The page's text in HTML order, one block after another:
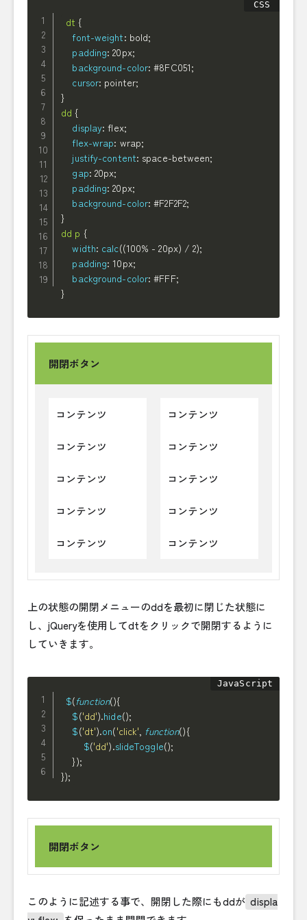
dt {
font-weight: bold;
padding: 20px;
background-color: #8FC051;
cursor: pointer;
}
dd {
display: flex;
flex-wrap: wrap;
justify-content: space-between;
gap: 20px;
padding: 20px;
background-color: #F2F2F2;
}
dd p {
width: calc((100% - 20px) / 2);
padding: 10px;
background-color: #FFF;
}
開閉ボタン
コンテンツ コンテンツ
コンテンツ コンテンツ
コンテンツ コンテンツ
コンテンツ コンテンツ
コンテンツ コンテンツ
上の状態の開閉メニューのddを最初に閉じた状態に
し、jQueryを使用してdtをクリックで開閉するように
していきます。
$(function(){
$('dd').hide();
$('dt').on('click' function(){
$('dd').slideToggle();
});
});
開閉ボタン
このように記述する事で、開閉した際にもddが displa